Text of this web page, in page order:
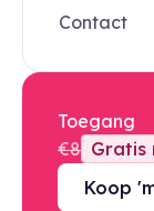
Contact
Toegang
€8 Gratis
Koop